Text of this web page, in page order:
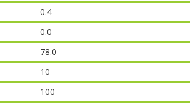
0.4
0.0
78.0
10
100